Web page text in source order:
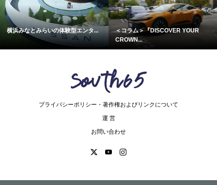
横浜みなとみらいの体験型エンタ...
＜コラム＞『DISCOVER YOUR
CROWN...
プライバシーポリシー・著作権およびリンクについて
運 営
お問い合わせ